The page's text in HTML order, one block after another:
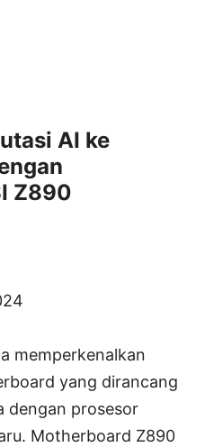
AI ke
Z890
memperkenalkan
yang dirancang
dengan prosesor
Motherboard Z890